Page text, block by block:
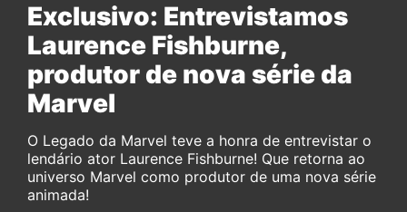
Exclusivo: Entrevistamos
Laurence Fishburne,
produtor de nova série da
Marvel
O Legado da Marvel teve a honra de entrevistar o
lendário ator Laurence Fishburne! Que retorna ao
universo Marvel como produtor de uma nova série
animada!